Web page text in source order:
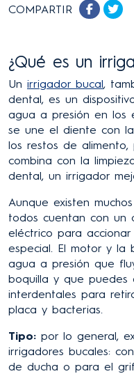
COMPARTIR
¿Qué es un
Un irrigador bucal,
dental, es un
agua a presión en los
se une el diente con
los restos de
combina con la
dental, un irrigador
Aunque existen
todos cuentan con un
eléctrico para
especial. El motor y la
agua a presión que
boquilla y que puedes
interdentales para
placa y bacterias.
Tipo: por lo general,
irrigadores bucales:
de ducha o para el